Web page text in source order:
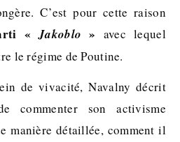
C’est pour cette raison
«Jakoblo » avec lequel
le régime de Poutine.
de vivacité, Navalny décrit
commenter son activisme
manière détaillée, comment il